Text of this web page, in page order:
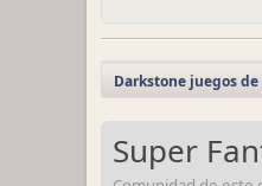
Darkstone juegos
Super